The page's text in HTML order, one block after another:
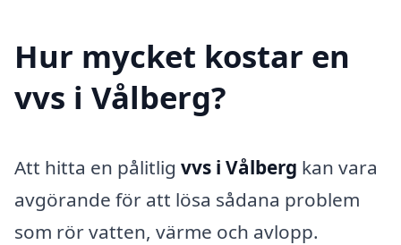
Hur mycket kostar en
vvs i Vålberg?
Att hitta en pålitlig vvs i Vålberg kan vara
avgörande för att lösa sådana problem
som rör vatten, värme och avlopp.